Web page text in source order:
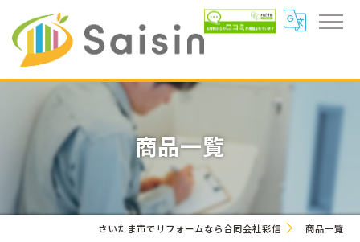
商品一覧
さいたま市でリフォームなら合同会社彩信 商品一覧